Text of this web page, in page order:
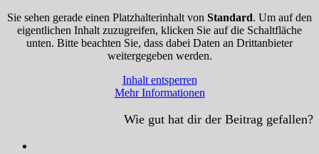
Sie sehen gerade einen Platzhalterinhalt von Standard. Um auf den
eigentlichen Inhalt zuzugreifen, klicken Sie auf die Schaltfläche
unten. Bitte beachten Sie, dass dabei Daten an Drittanbieter
weitergegeben werden.
Inhalt entsperren
Mehr Informationen
Wie gut hat dir der Beitrag gefallen?